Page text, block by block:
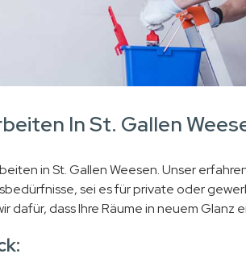
In St. Gallen
in St. Gallen Weesen. Unser
sei es für private oder
dass Ihre Räume in neuem Glanz